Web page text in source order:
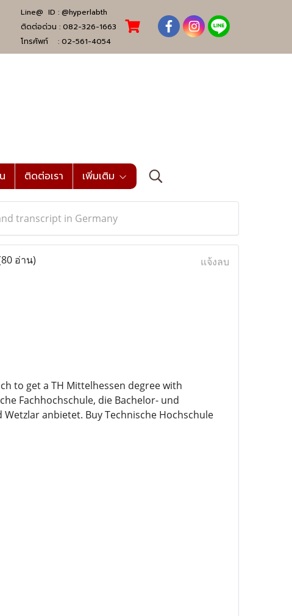
Line@ ID : @hyperlabth
ติดต่อด่วน : 082-326-1663
โทรศัพท์ : 02-561-4054
ติดต่อเรา เพิ่มเติม
transcript in Germany
อ่าน) แจ้งลบ
to get a TH Mittelhessen degree with
Fachhochschule, die Bachelor- und
anbietet. Buy Technische Hochschule